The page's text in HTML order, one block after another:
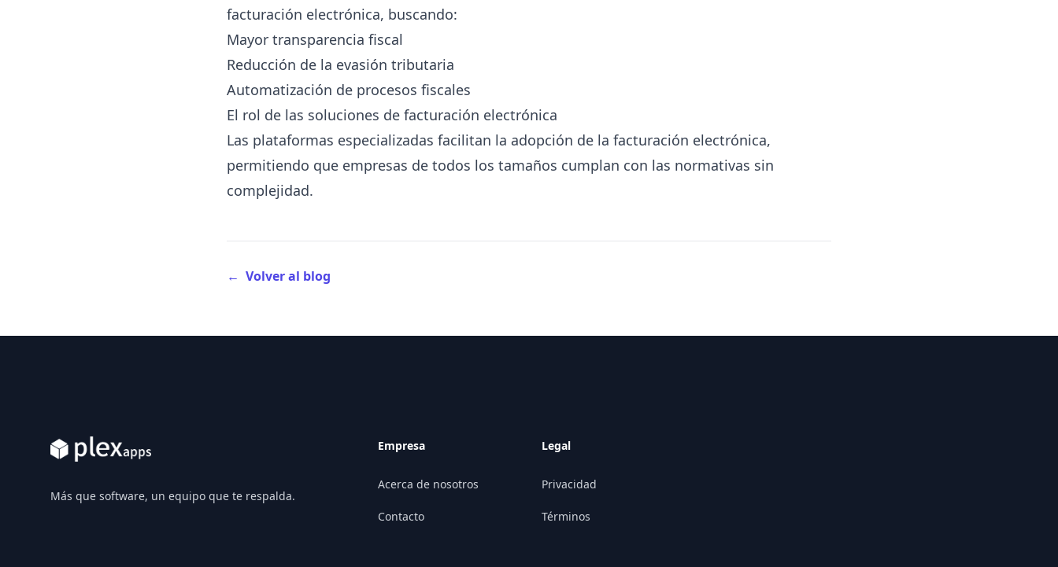
facturación electrónica, buscando:
Mayor transparencia fiscal
Reducción de la evasión tributaria
Automatización de procesos fiscales
El rol de las soluciones de facturación electrónica
Las plataformas especializadas facilitan la adopción de la facturación electrónica,
permitiendo que empresas de todos los tamaños cumplan con las normativas sin
complejidad.
← Volver al blog
Más que software, un equipo que te respalda.
Empresa
Acerca de nosotros
Contacto
Legal
Privacidad
Términos